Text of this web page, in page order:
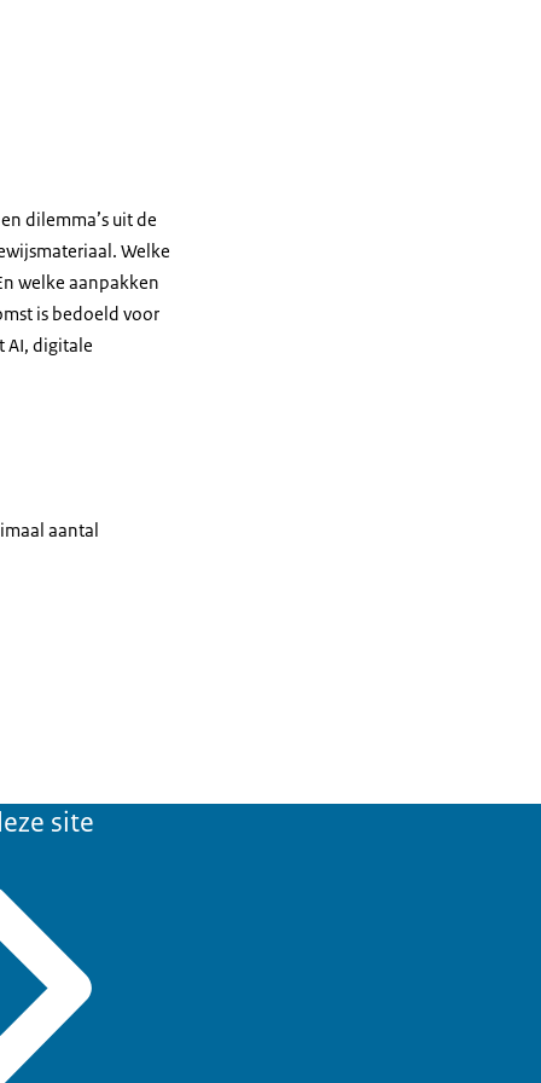
dilemma’s uit de
Welke
welke aanpakken
is bedoeld voor
AI, digitale
aantal
site